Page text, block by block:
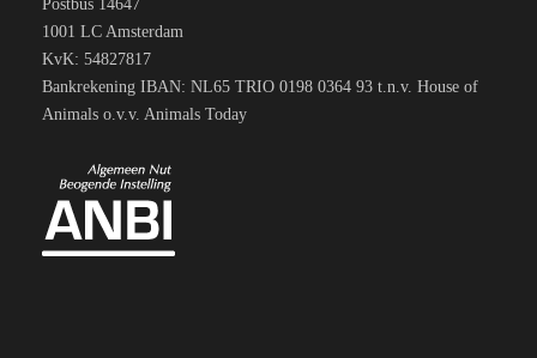
Postbus 14647
1001 LC Amsterdam
KvK: 54827817
Bankrekening IBAN: NL65 TRIO 0198 0364 93 t.n.v. House of
Animals o.v.v. Animals Today